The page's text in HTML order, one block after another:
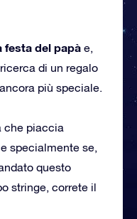
festa del papà e,
di un regalo
più speciale.
che piaccia
specialmente se,
questo
stringe, correte il